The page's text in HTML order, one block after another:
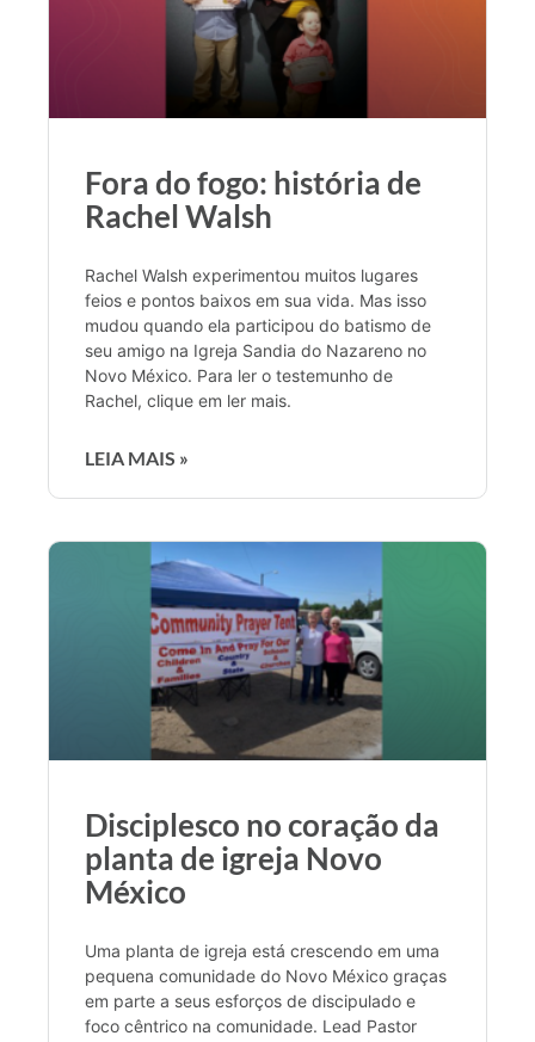
Fora do fogo: história de
Rachel Walsh
Rachel Walsh experimentou muitos lugares
feios e pontos baixos em sua vida. Mas isso
mudou quando ela participou do batismo de
seu amigo na Igreja Sandia do Nazareno no
Novo México. Para ler o testemunho de
Rachel, clique em ler mais.
LEIA MAIS »
Disciplesco no coração da
planta de igreja Novo
México
Uma planta de igreja está crescendo em uma
pequena comunidade do Novo México graças
em parte a seus esforços de discipulado e
foco cêntrico na comunidade. Lead Pastor